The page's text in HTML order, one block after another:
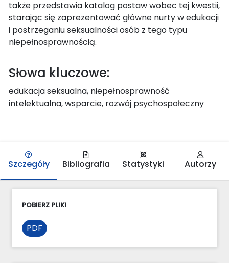
także przedstawia katalog postaw wobec tej kwestii,
starając się zaprezentować główne nurty w edukacji
i postrzeganiu seksualności osób z tego typu
niepełnosprawnością.
Słowa kluczowe:
edukacja seksualna, niepełnosprawność
intelektualna, wsparcie, rozwój psychospołeczny
Szczegóły Bibliografia Statystyki Autorzy
POBIERZ PLIKI
PDF